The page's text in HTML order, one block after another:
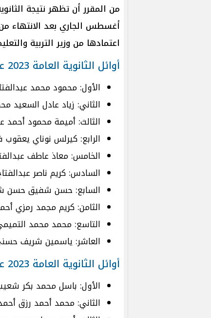
أغسطس الجاري بعد الانتهاء
اعتمادها من وزير التربية
أوائل الثانوية العامة 2023 علمي
الأول: محمود محمد
الثاني: زياد عادل السعيد
الثالث: أميمة محمود أحمد
الرابع: كيرلس نوناي
الخامس: معاذ عاطف
السادس: كريم ناصر
السابع: حسن شفيق حسن
الثامن: كريم مجمد رمزي
التاسع: محمد محمد
العاشر: ياسمين شريف حسني
أوائل الثانوية العامة 2023 علمي رياضة:
الأول: باسل محمد بكر
الثاني: محمد أحمد رزق